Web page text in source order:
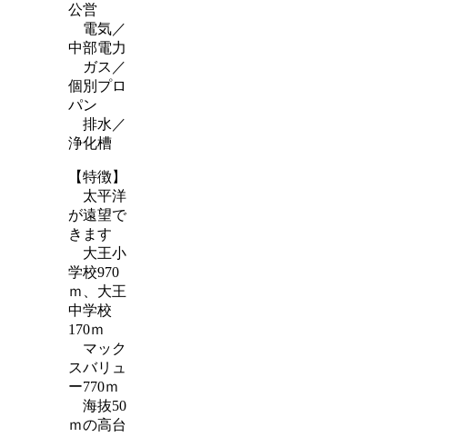
公営
電気／
中部電力
ガス／
個別プロ
パン
排水／
浄化槽
【特徴】
太平洋
が遠望で
きます
大王小
学校970
ｍ、大王
中学校
170ｍ
マック
スバリュ
ー770ｍ
海抜50
ｍの高台